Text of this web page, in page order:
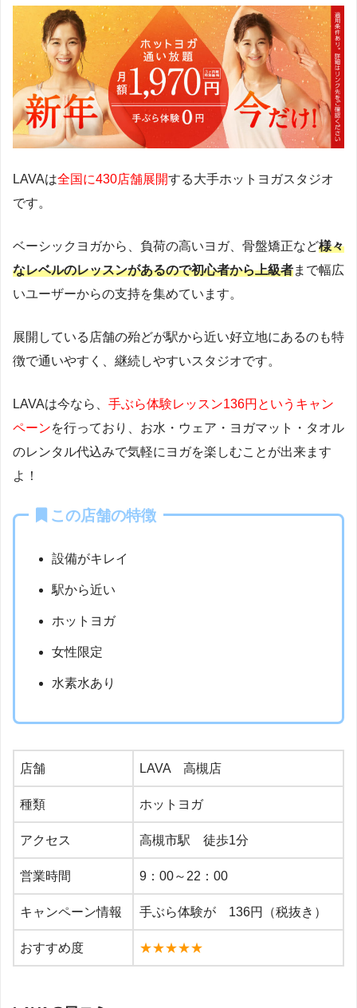
LAVAは全国に430店舗展開する大手ホットヨガスタジオ
です。
ベーシックヨガから、負荷の高いヨガ、骨盤矯正など様々
なレベルのレッスンがあるので初心者から上級者まで幅広
いユーザーからの支持を集めています。
展開している店舗の殆どが駅から近い好立地にあるのも特
徴で通いやすく、継続しやすいスタジオです。
LAVAは今なら、 手ぶら体験レッスン136円というキャン
ペーンを行っており、お水・ウェア・ヨガマット・タオル
のレンタル代込みで気軽にヨガを楽しむことが出来ます
よ！
この店舗の特徴
設備がキレイ
駅から近い
ホットヨガ
女性限定
水素水あり
店舗 LAVA 高槻店
種類 ホットヨガ
アクセス 高槻市駅 徒歩1分
営業時間 9：00～22：00
キャンペーン情報 手ぶら体験が 136円（税抜き）
おすすめ度 ★★★★★